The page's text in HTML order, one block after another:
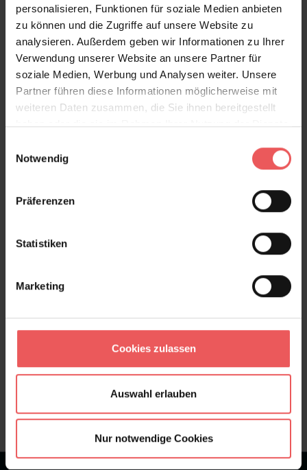
personalisieren, Funktionen für soziale Medien anbieten
zu können und die Zugriffe auf unsere Website zu
analysieren. Außerdem geben wir Informationen zu Ihrer
Verwendung unserer Website an unsere Partner für
soziale Medien, Werbung und Analysen weiter. Unsere
Partner führen diese Informationen möglicherweise mit
weiteren Daten zusammen, die Sie ihnen bereitgestellt
haben oder die sie im Rahmen Ihrer Nutzung der Dienste
Notwendig
Präferenzen
Statistiken
Marketing
Cookies zulassen
Auswahl erlauben
Nur notwendige Cookies
Die Vliestapete Annelly mit erhabenem Druck
zeichnet sich durch eine gute Lichtbeständigkeit und
vielfältige Einsatzmöglichkeiten im gesamten
Wohnraum aus. Sie ist abwaschbar und trocken
restlos abzuziehen. Sie erhalten die Tapete in vier
aufregenden Farb- und Mustervariationen.
FAQ
Sie haben Fragen zum Produkt?